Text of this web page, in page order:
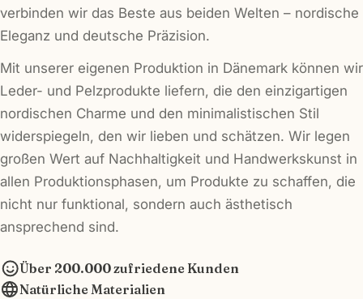
verbinden wir das Beste aus beiden Welten – nordische
Eleganz und deutsche Präzision.
Mit unserer eigenen Produktion in Dänemark können wir
Leder- und Pelzprodukte liefern, die den einzigartigen
nordischen Charme und den minimalistischen Stil
widerspiegeln, den wir lieben und schätzen. Wir legen
großen Wert auf Nachhaltigkeit und Handwerkskunst in
allen Produktionsphasen, um Produkte zu schaffen, die
nicht nur funktional, sondern auch ästhetisch
ansprechend sind.
Über 200.000 zufriedene Kunden
Natürliche Materialien